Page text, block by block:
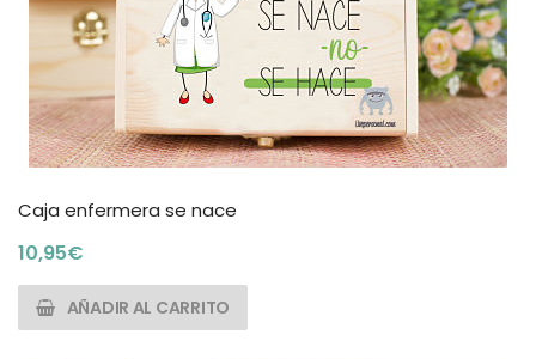
Caja enfermera se nace
10,95€
AÑADIR AL CARRITO